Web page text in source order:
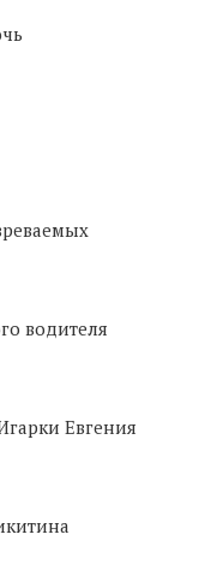
водителя
Евгения